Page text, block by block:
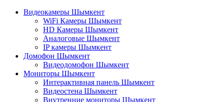
Видеокамеры Шымкент
WiFi Камеры Шымкент
HD Камеры Шымкент
Аналоговые Шымкент
IP камеры Шымкент
Домофон Шымкент
Видеодомофон Шымкент
Мониторы Шымкент
Интерактивная панель Шымкент
Видеостена Шымкент
Внутренние мониторы Шымкент